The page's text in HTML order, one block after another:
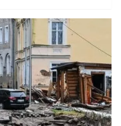
tym, co tak
Śląsku, i jaka
w apelu